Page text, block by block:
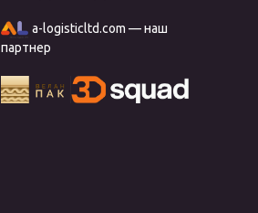
a-logisticltd.com — наш
партнер